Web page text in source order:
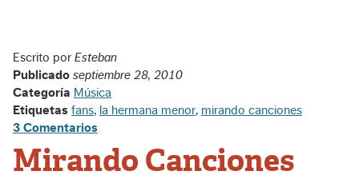
Escrito porEsteban
Publicado septiembre 28, 2010
Categoría Música
Etiquetas fans, la hermana menor, mirando canciones
3 Comentarios
Mirando Canciones